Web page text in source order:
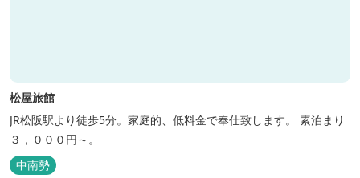
松屋旅館
JR松阪駅より徒歩5分。家庭的、低料金で奉仕致します。 素泊まり
３，０００円～。
中南勢